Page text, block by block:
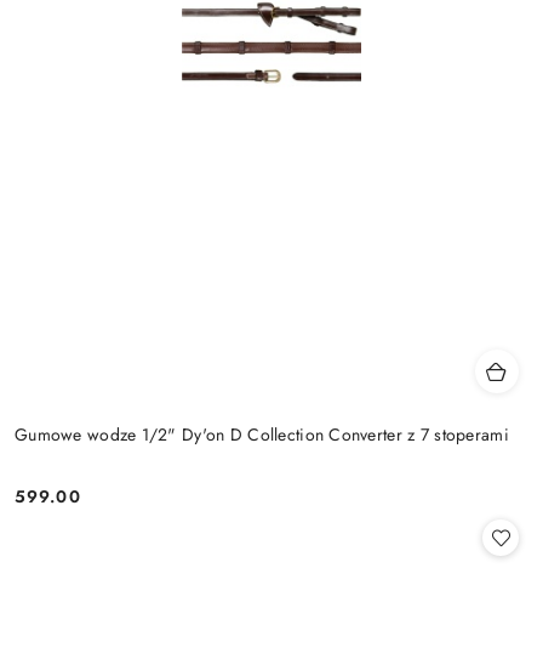
Gumowe wodze 1/2" Dy'on D Collection Converter z 7 stoperami
Cena:
599.00